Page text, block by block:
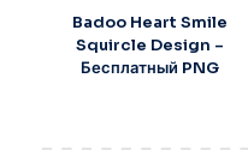
Badoo Heart Smile
Squircle Design –
Бесплатный PNG